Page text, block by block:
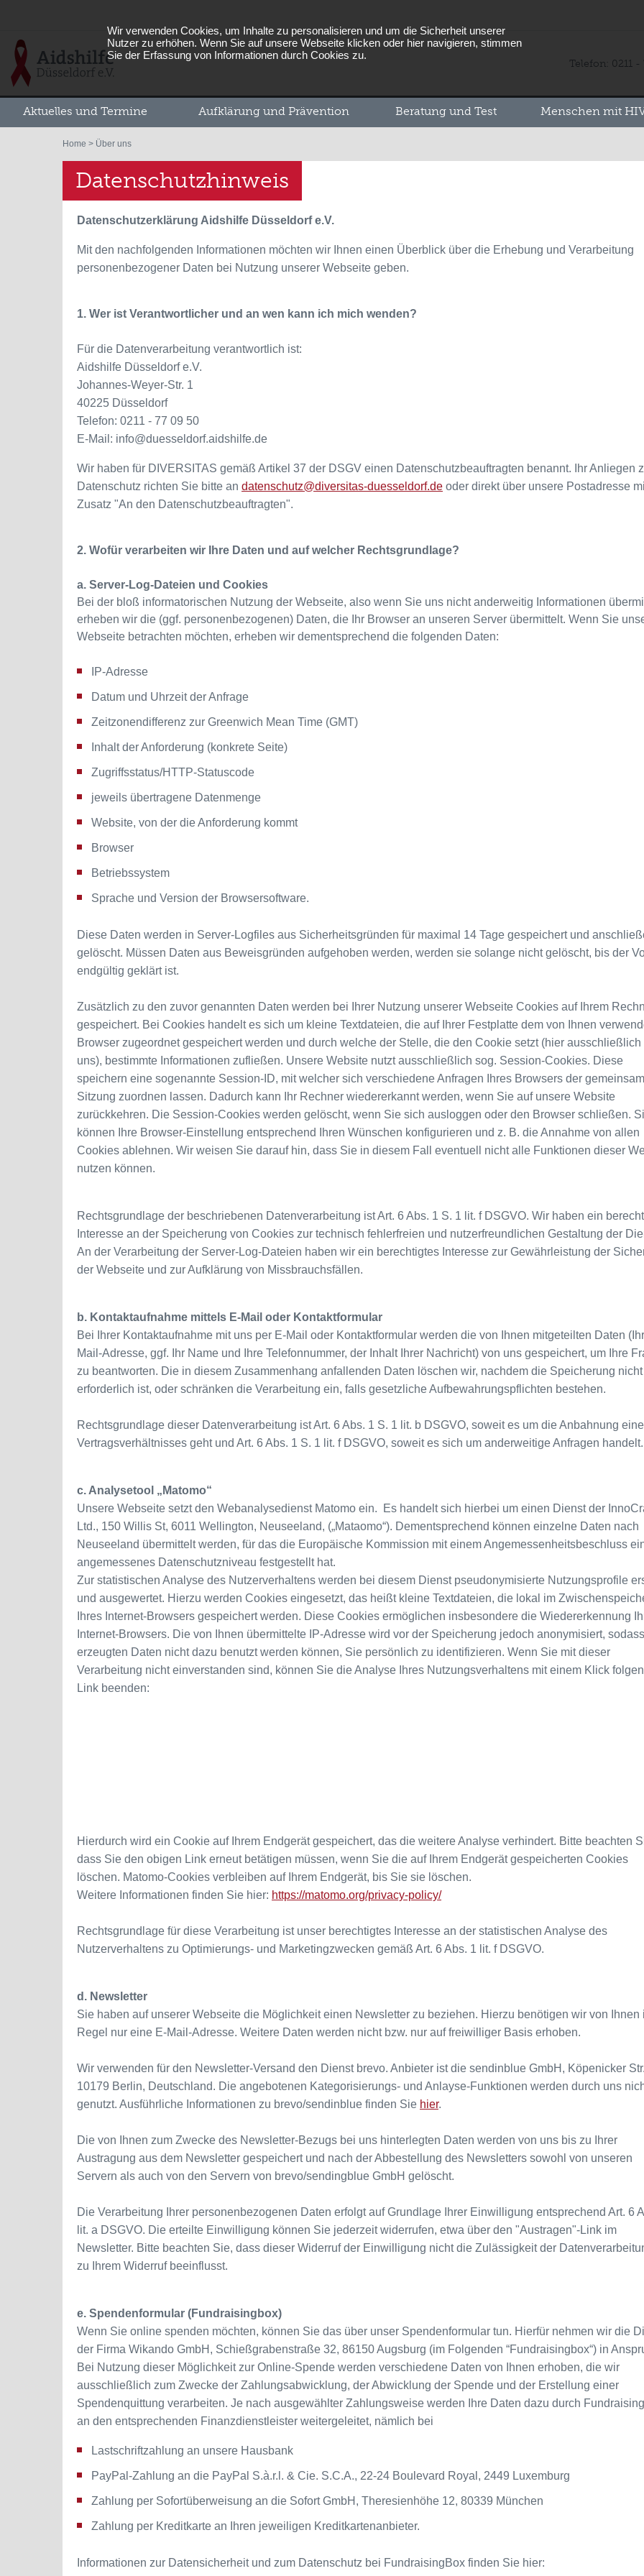
Wir verwenden Cookies, um Inhalte zu personalisieren und um die Sicherheit unserer
Nutzer zu erhöhen. Wenn Sie auf unsere Webseite klicken oder hier navigieren, stimmen
Sie der Erfassung von Informationen durch Cookies zu.
Telefon: 0211 -
Aktuelles und Termine Aufklärung und Prävention Beratung und Test Menschen mit
Home > Über uns
Datenschutzhinweis
Datenschutzerklärung Aidshilfe Düsseldorf e.V.
Mit den nachfolgenden Informationen möchten wir Ihnen einen Überblick über die Erhebung und Verarbeitung
personenbezogener Daten bei Nutzung unserer Webseite geben.
1. Wer ist Verantwortlicher und an wen kann ich mich wenden?
Für die Datenverarbeitung verantwortlich ist:
Aidshilfe Düsseldorf e.V.
Johannes-Weyer-Str. 1
40225 Düsseldorf
Telefon: 0211 - 77 09 50
E-Mail: info@duesseldorf.aidshilfe.de
Wir haben für DIVERSITAS gemäß Artikel 37 der DSGV einen Datenschutzbeauftragten benannt. Ihr Anliegen
Datenschutz richten Sie bitte an datenschutz@diversitas-duesseldorf.de oder direkt über unsere Postadresse
Zusatz "An den Datenschutzbeauftragten".
2. Wofür verarbeiten wir Ihre Daten und auf welcher Rechtsgrundlage?
a. Server-Log-Dateien und Cookies
Bei der bloß informatorischen Nutzung der Webseite, also wenn Sie uns nicht anderweitig Informationen
erheben wir die (ggf. personenbezogenen) Daten, die Ihr Browser an unseren Server übermittelt. Wenn Sie
Webseite betrachten möchten, erheben wir dementsprechend die folgenden Daten:
IP-Adresse
Datum und Uhrzeit der Anfrage
Zeitzonendifferenz zur Greenwich Mean Time (GMT)
Inhalt der Anforderung (konkrete Seite)
Zugriffsstatus/HTTP-Statuscode
jeweils übertragene Datenmenge
Website, von der die Anforderung kommt
Browser
Betriebssystem
Sprache und Version der Browsersoftware.
Diese Daten werden in Server-Logfiles aus Sicherheitsgründen für maximal 14 Tage gespeichert und
gelöscht. Müssen Daten aus Beweisgründen aufgehoben werden, werden sie solange nicht gelöscht, bis der
endgültig geklärt ist.
Zusätzlich zu den zuvor genannten Daten werden bei Ihrer Nutzung unserer Webseite Cookies auf Ihrem
gespeichert. Bei Cookies handelt es sich um kleine Textdateien, die auf Ihrer Festplatte dem von Ihnen
Browser zugeordnet gespeichert werden und durch welche der Stelle, die den Cookie setzt (hier ausschließlich
uns), bestimmte Informationen zufließen. Unsere Website nutzt ausschließlich sog. Session-Cookies. Diese
speichern eine sogenannte Session-ID, mit welcher sich verschiedene Anfragen Ihres Browsers der
Sitzung zuordnen lassen. Dadurch kann Ihr Rechner wiedererkannt werden, wenn Sie auf unsere Website
zurückkehren. Die Session-Cookies werden gelöscht, wenn Sie sich ausloggen oder den Browser schließen.
können Ihre Browser-Einstellung entsprechend Ihren Wünschen konfigurieren und z. B. die Annahme von allen
Cookies ablehnen. Wir weisen Sie darauf hin, dass Sie in diesem Fall eventuell nicht alle Funktionen dieser
nutzen können.
Rechtsgrundlage der beschriebenen Datenverarbeitung ist Art. 6 Abs. 1 S. 1 lit. f DSGVO. Wir haben ein
Interesse an der Speicherung von Cookies zur technisch fehlerfreien und nutzerfreundlichen Gestaltung der
An der Verarbeitung der Server-Log-Dateien haben wir ein berechtigtes Interesse zur Gewährleistung der
der Webseite und zur Aufklärung von Missbrauchsfällen.
b. Kontaktaufnahme mittels E-Mail oder Kontaktformular
Bei Ihrer Kontaktaufnahme mit uns per E-Mail oder Kontaktformular werden die von Ihnen mitgeteilten Daten
Mail-Adresse, ggf. Ihr Name und Ihre Telefonnummer, der Inhalt Ihrer Nachricht) von uns gespeichert, um Ihre
zu beantworten. Die in diesem Zusammenhang anfallenden Daten löschen wir, nachdem die Speicherung
erforderlich ist, oder schränken die Verarbeitung ein, falls gesetzliche Aufbewahrungspflichten bestehen.
Rechtsgrundlage dieser Datenverarbeitung ist Art. 6 Abs. 1 S. 1 lit. b DSGVO, soweit es um die Anbahnung
Vertragsverhältnisses geht und Art. 6 Abs. 1 S. 1 lit. f DSGVO, soweit es sich um anderweitige Anfragen handelt.
c. Analysetool „Matomo“
Unsere Webseite setzt den Webanalysedienst Matomo ein. Es handelt sich hierbei um einen Dienst der
Ltd., 150 Willis St, 6011 Wellington, Neuseeland, („Mataomo“). Dementsprechend können einzelne Daten nach
Neuseeland übermittelt werden, für das die Europäische Kommission mit einem Angemessenheitsbeschluss
angemessenes Datenschutzniveau festgestellt hat.
Zur statistischen Analyse des Nutzerverhaltens werden bei diesem Dienst pseudonymisierte Nutzungsprofile
und ausgewertet. Hierzu werden Cookies eingesetzt, das heißt kleine Textdateien, die lokal im
Ihres Internet-Browsers gespeichert werden. Diese Cookies ermöglichen insbesondere die Wiedererkennung
Internet-Browsers. Die von Ihnen übermittelte IP-Adresse wird vor der Speicherung jedoch anonymisiert,
erzeugten Daten nicht dazu benutzt werden können, Sie persönlich zu identifizieren. Wenn Sie mit dieser
Verarbeitung nicht einverstanden sind, können Sie die Analyse Ihres Nutzungsverhaltens mit einem Klick
Link beenden:
Hierdurch wird ein Cookie auf Ihrem Endgerät gespeichert, das die weitere Analyse verhindert. Bitte beachten
dass Sie den obigen Link erneut betätigen müssen, wenn Sie die auf Ihrem Endgerät gespeicherten Cookies
löschen. Matomo-Cookies verbleiben auf Ihrem Endgerät, bis Sie sie löschen.
Weitere Informationen finden Sie hier: https://matomo.org/privacy-policy/
Rechtsgrundlage für diese Verarbeitung ist unser berechtigtes Interesse an der statistischen Analyse des
Nutzerverhaltens zu Optimierungs- und Marketingzwecken gemäß Art. 6 Abs. 1 lit. f DSGVO.
d. Newsletter
Sie haben auf unserer Webseite die Möglichkeit einen Newsletter zu beziehen. Hierzu benötigen wir von Ihnen
Regel nur eine E-Mail-Adresse. Weitere Daten werden nicht bzw. nur auf freiwilliger Basis erhoben.
Wir verwenden für den Newsletter-Versand den Dienst brevo. Anbieter ist die sendinblue GmbH, Köpenicker
10179 Berlin, Deutschland. Die angebotenen Kategorisierungs- und Anlayse-Funktionen werden durch uns
genutzt. Ausführliche Informationen zu brevo/sendinblue finden Sie hier.
Die von Ihnen zum Zwecke des Newsletter-Bezugs bei uns hinterlegten Daten werden von uns bis zu Ihrer
Austragung aus dem Newsletter gespeichert und nach der Abbestellung des Newsletters sowohl von unseren
Servern als auch von den Servern von brevo/sendingblue GmbH gelöscht.
Die Verarbeitung Ihrer personenbezogenen Daten erfolgt auf Grundlage Ihrer Einwilligung entsprechend Art. 6
lit. a DSGVO. Die erteilte Einwilligung können Sie jederzeit widerrufen, etwa über den "Austragen"-Link im
Newsletter. Bitte beachten Sie, dass dieser Widerruf der Einwilligung nicht die Zulässigkeit der
zu Ihrem Widerruf beeinflusst.
e. Spendenformular (Fundraisingbox)
Wenn Sie online spenden möchten, können Sie das über unser Spendenformular tun. Hierfür nehmen wir die
der Firma Wikando GmbH, Schießgrabenstraße 32, 86150 Augsburg (im Folgenden “Fundraisingbox“) in
Bei Nutzung dieser Möglichkeit zur Online-Spende werden verschiedene Daten von Ihnen erhoben, die wir
ausschließlich zum Zwecke der Zahlungsabwicklung, der Abwicklung der Spende und der Erstellung einer
Spendenquittung verarbeiten. Je nach ausgewählter Zahlungsweise werden Ihre Daten dazu durch
an den entsprechenden Finanzdienstleister weitergeleitet, nämlich bei
Lastschriftzahlung an unsere Hausbank
PayPal-Zahlung an die PayPal S.à.r.l. & Cie. S.C.A., 22-24 Boulevard Royal, 2449 Luxemburg
Zahlung per Sofortüberweisung an die Sofort GmbH, Theresienhöhe 12, 80339 München
Zahlung per Kreditkarte an Ihren jeweiligen Kreditkartenanbieter.
Informationen zur Datensicherheit und zum Datenschutz bei FundraisingBox finden Sie hier: